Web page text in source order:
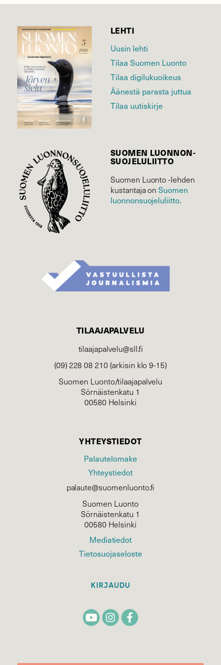
LEHTI
Uusin lehti
Tilaa Suomen Luonto
Tilaa digilukuoikeus
Äänestä parasta juttua
Tilaa uutiskirje
SUOMEN LUONNON­
SUOJELU­LIITTO
Suomen Luonto -lehden
kustantaja onSuomen
luonnonsuojelu­liitto.
TILAAJAPALVELU
tilaajapalvelu@sll.fi
(09) 228 08 210 (arkisin klo 9-15)
Suomen Luonto/tilaajapalvelu
Sörnäistenkatu 1
00580 Helsinki
YHTEYSTIEDOT
Palautelomake
Yhteystiedot
palaute@suomenluonto.fi
Suomen Luonto
Sörnäistenkatu 1
00580 Helsinki
Mediatiedot
Tietosuojaseloste
KIRJAUDU